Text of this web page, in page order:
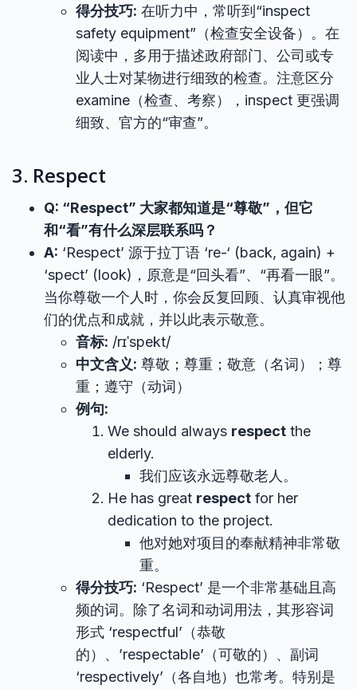
得分技巧: 在听力中，常听到“inspect
safety equipment”（检查安全设备）。在
阅读中，多用于描述政府部门、公司或专
业人士对某物进行细致的检查。注意区分
examine（检查、考察），inspect 更强调
细致、官方的“审查”。
3. Respect
Q: “Respect” 大家都知道是“尊敬”，但它
和“看”有什么深层联系吗？
A: ‘Respect’ 源于拉丁语 ‘re-‘ (back, again) +
‘spect’ (look)，原意是“回头看”、“再看一眼”。
当你尊敬一个人时，你会反复回顾、认真审视他
们的优点和成就，并以此表示敬意。
音标: /rɪˈspekt/
中文含义: 尊敬；尊重；敬意（名词）；尊
重；遵守（动词）
例句:
We should always respect the
elderly.
我们应该永远尊敬老人。
He has great respect for her
dedication to the project.
他对她对项目的奉献精神非常敬
重。
得分技巧: ‘Respect’ 是一个非常基础且高
频的词。除了名词和动词用法，其形容词
形式 ‘respectful’（恭敬
的）、’respectable’（可敬的）、副词
‘respectively’（各自地）也常考。特别是